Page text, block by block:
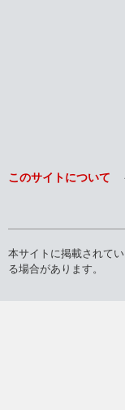
このサイトについて
本サイトに掲載されて
る場合があります。